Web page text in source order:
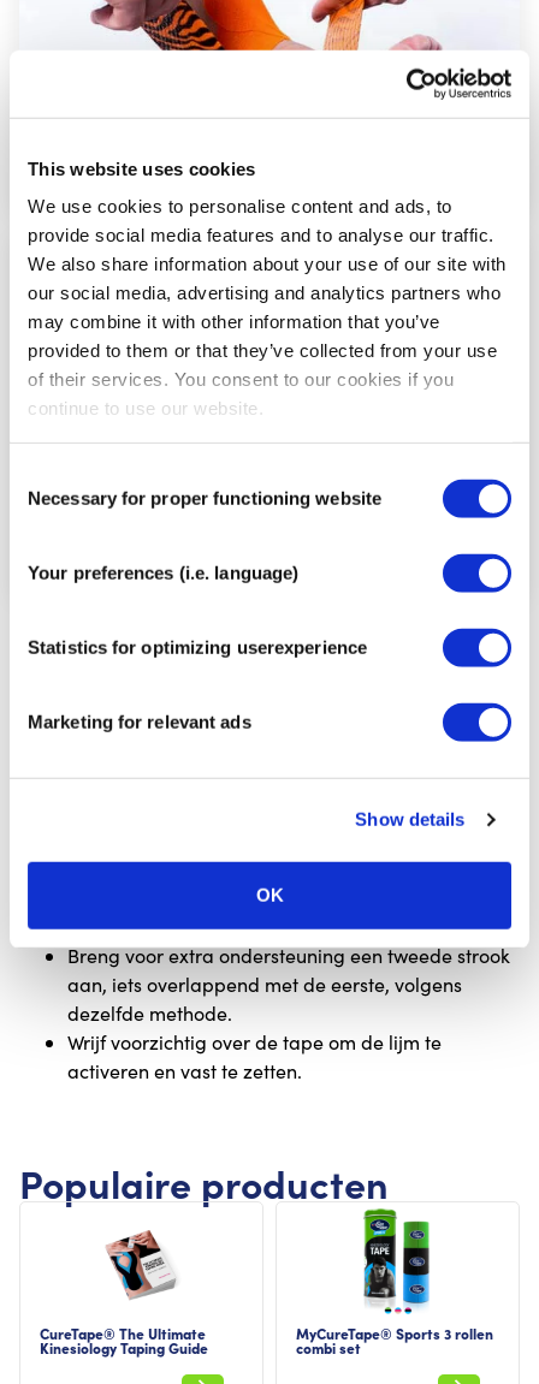
This website uses cookies
We use cookies to personalise content and ads, to
provide social media features and to analyse our traffic.
We also share information about your use of our site with
our social media, advertising and analytics partners who
may combine it with other information that you’ve
provided to them or that they’ve collected from your use
of their services. You consent to our cookies if you
continue to use our website.
Selection
Necessary for proper functioning website
Your preferences (i.e. language)
Statistics for optimizing userexperience
Marketing for relevant ads
Show details
OK
Stap
5
Scheur het rugpapier in het midden van de tape,
vouw het aan beide kanten terug en plaats het
Terwijl je dit doet, zorg je ervoor dat de voet
Geleid de tape onder spanning gelijkmatig rond
beide kanten van de enkel, zodat er een
buitenkant van het gewricht omhoog loopt.
Breng de uiteinden van de tape (ankers) aan
zonder rek.
Breng voor extra ondersteuning een tweede strook
aan, iets overlappend met de eerste, volgens
dezelfde methode.
Wrijf voorzichtig over de tape om de lijm te
activeren en vast te zetten.
Populaire producten
CureTape® The Ultimate
Kinesiology Taping Guide
MyCureTape® Sports 3 rollen
combi set